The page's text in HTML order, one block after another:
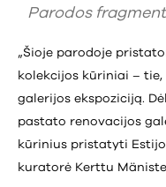
Parodos
„Šioje parodoje
kolekcijos kūriniai –
galerijos ekspoziciją.
pastato renovacijos
kūrinius pristatyti
kuratorė Kerttu